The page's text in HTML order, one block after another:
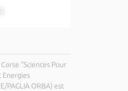
"Sciences Pour
Energies
PAGLIA ORBA) est